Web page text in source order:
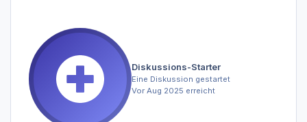
Diskussions-Starter
Eine Diskussion gestartet
Vor Aug 2025 erreicht